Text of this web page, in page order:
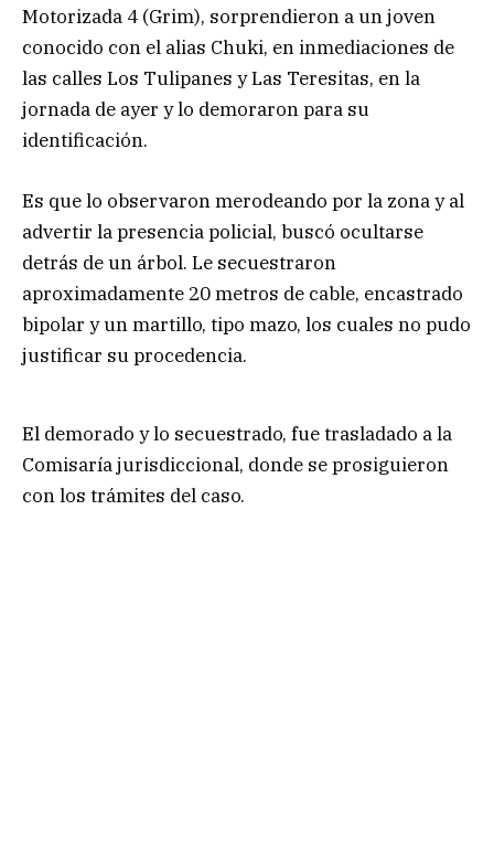
Motorizada 4 (Grim), sorprendieron a un joven
conocido con el alias Chuki, en inmediaciones de
las calles Los Tulipanes y Las Teresitas, en la
jornada de ayer y lo demoraron para su
identificación.
Es que lo observaron merodeando por la zona y al
advertir la presencia policial, buscó ocultarse
detrás de un árbol. Le secuestraron
aproximadamente 20 metros de cable, encastrado
bipolar y un martillo, tipo mazo, los cuales no pudo
justificar su procedencia.
El demorado y lo secuestrado, fue trasladado a la
Comisaría jurisdiccional, donde se prosiguieron
con los trámites del caso.